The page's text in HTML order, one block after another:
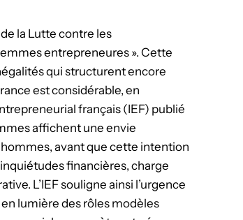
la Lutte contre les
entrepreneures ». Cette
qui structurent encore
est considérable, en
français (IEF) publié
affichent une envie
avant que cette intention
financières, charge
L’IEF souligne ainsi l’urgence
lumière des rôles modèles